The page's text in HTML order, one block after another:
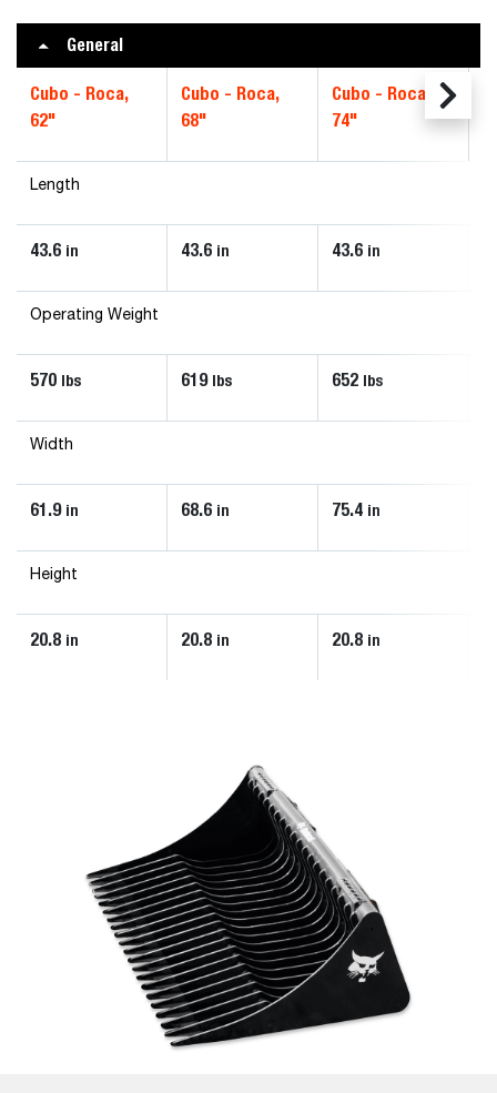
General
Cubo - Roca,
62"
Cubo - Roca,
68"
Cubo - Roca,
74"
Length
43.6 in 43.6 in 43.6 in
Operating Weight
570 lbs 619 lbs 652 lbs
Width
61.9 in 68.6 in 75.4 in
Height
20.8 in 20.8 in 20.8 in